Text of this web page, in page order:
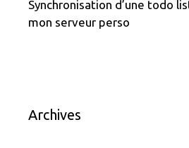
Synchronisation d’une todo
mon serveur perso
Archives